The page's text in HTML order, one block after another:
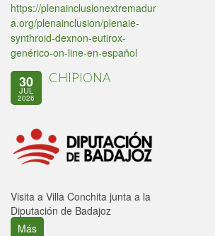
https://plenainclusionextremadur
a.org/plenainclusion/plenaie-
synthroid-dexnon-eutirox-
genérico-on-line-en-español
30
JUL
2026
CHIPIONA
Visita a Villa Conchita junta a la
Diputación de Badajoz
Más